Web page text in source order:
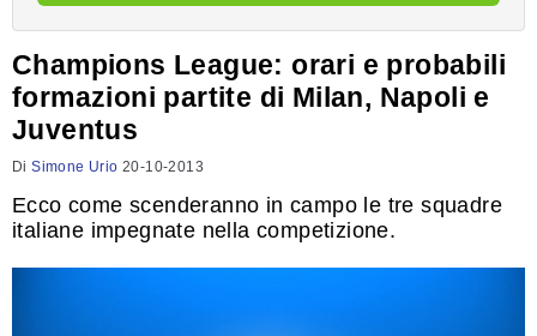
Champions League: orari e probabili
formazioni partite di Milan, Napoli e
Juventus
DiSimone Urio 20-10-2013
Ecco come scenderanno in campo le tre squadre
italiane impegnate nella competizione.